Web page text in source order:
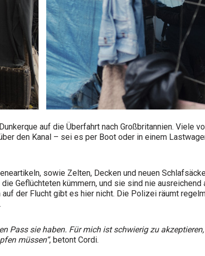
auf die Überfahrt nach Großbritannien. Viele
den Kanal – sei es per Boot oder in einem
sowie Zelten, Decken und neuen
Geflüchteten kümmern, und sie sind nie
der Flucht gibt es hier nicht. Die Polizei räumt
Pass sie haben. Für mich ist schwierig zu
müssen“, betont Cordi.